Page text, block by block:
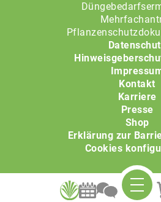
Kontakt
Karriere
Presse
Shop
Erklärung zur
Cookies